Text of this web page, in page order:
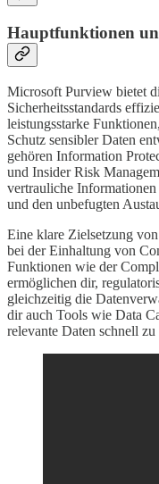
Hauptfunktionen
Microsoft Purview bietet
Sicherheitsstandards
leistungsstarke
Schutz sensibler Daten
gehören Information
und Insider Risk
vertrauliche
und den unbefugten
Eine klare Zielsetzung
bei der Einhaltung von
Funktionen wie der
ermöglichen dir,
gleichzeitig die
dir auch Tools wie Data
relevante Daten schnell